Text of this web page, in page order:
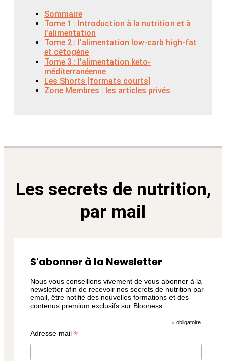
Sommaire
Tome 1 : Introduction à la nutrition et à
l’alimentation
Tome 2 : l’alimentation low-carb high-fat
et cétogène
Tome 3 : l’alimentation keto-
méditerranéenne
Les Shorts [formats courts]
Zone Membres : les articles privés
Les secrets de nutrition,
par mail
S'abonner à la Newsletter
Nous vous conseillons vivement de vous abonner à la
newsletter afin de recevoir nos secrets de nutrition par
email, être notifié des nouvelles formations et des
contenus premium exclusifs sur Blooness.
*obligatoire
Adresse mail *